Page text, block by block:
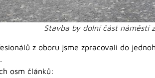
Stavba by dolní část náměstí
z oboru jsme zpracovali do
osm článků: